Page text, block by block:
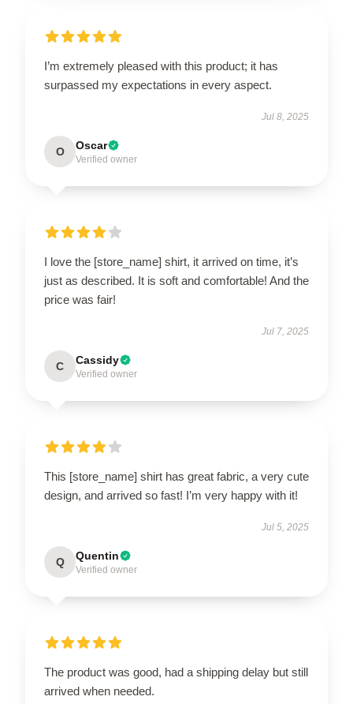
I’m extremely pleased with this product; it has
surpassed my expectations in every aspect.
Jul 8, 2025
O Oscar
Verified owner
I love the [store_name] shirt, it arrived on time, it’s
just as described. It is soft and comfortable! And the
price was fair!
Jul 7, 2025
C Cassidy
Verified owner
This [store_name] shirt has great fabric, a very cute
design, and arrived so fast! I’m very happy with it!
Jul 5, 2025
Q Quentin
Verified owner
The product was good, had a shipping delay but still
arrived when needed.